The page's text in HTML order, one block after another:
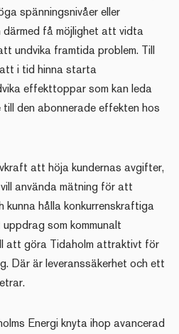
spänningsnivåer eller
få möjlighet att vidta
undvika framtida problem. Till
i tid hinna starta
effekttoppar som kan leda
den abonnerade effekten hos
att höja kundernas avgifter,
använda mätning för att
kunna hålla konkurrenskraftiga
som kommunalt
att göra Tidaholm attraktivt för
Där är leveranssäkerhet och ett
Energi knyta ihop avancerad